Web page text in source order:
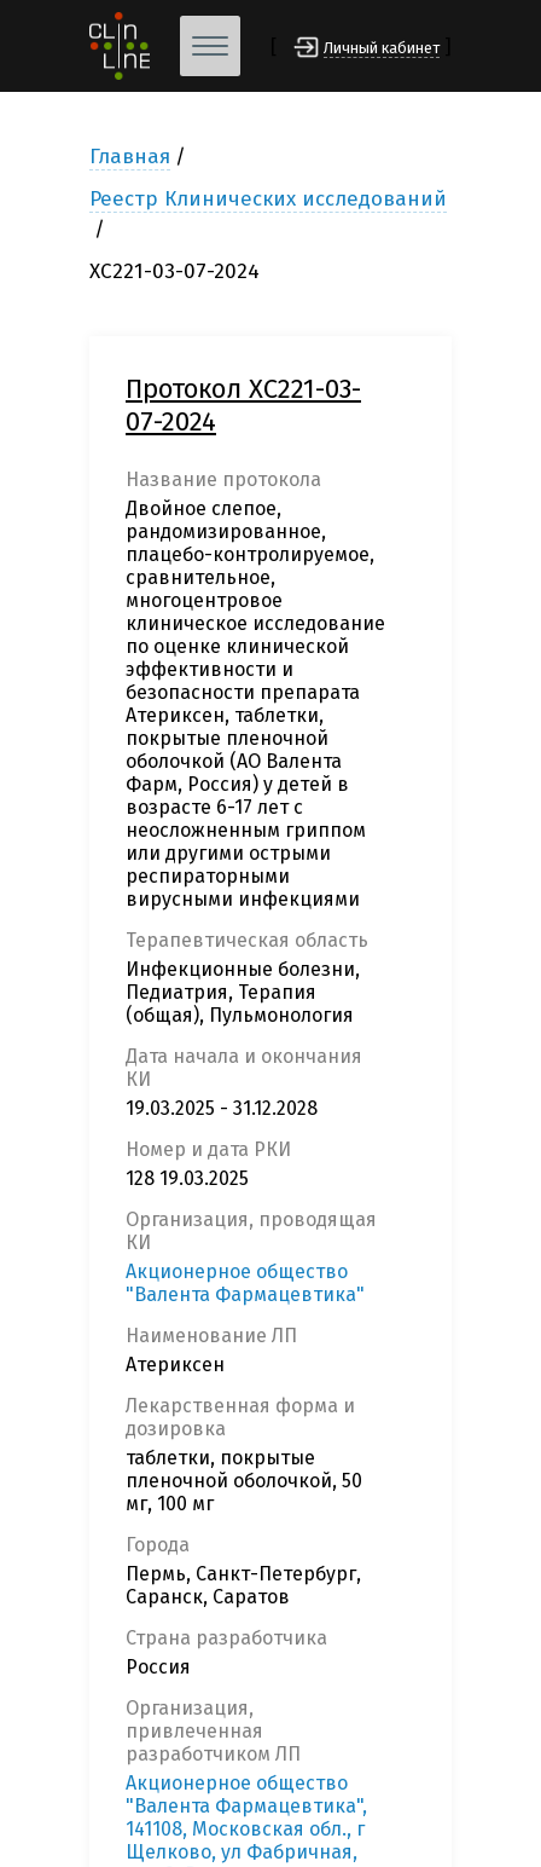
Личный кабинет
Главная
Реестр Клинических исследований
XC221-03-07-2024
Протокол XC221-03-
07-2024
Название протокола
Двойное слепое,
рандомизированное,
плацебо-контролируемое,
сравнительное,
многоцентровое
клиническое исследование
по оценке клинической
эффективности и
безопасности препарата
Атериксен, таблетки,
покрытые пленочной
оболочкой (АО Валента
Фарм, Россия) у детей в
возрасте 6-17 лет с
неосложненным гриппом
или другими острыми
респираторными
вирусными инфекциями
Терапевтическая область
Инфекционные болезни,
Педиатрия, Терапия
(общая), Пульмонология
Дата начала и окончания
КИ
19.03.2025 - 31.12.2028
Номер и дата РКИ
128 19.03.2025
Организация, проводящая
КИ
Акционерное общество
"Валента Фармацевтика"
Наименование ЛП
Атериксен
Лекарственная форма и
дозировка
таблетки, покрытые
пленочной оболочкой, 50
мг, 100 мг
Города
Пермь, Санкт-Петербург,
Саранск, Саратов
Страна разработчика
Россия
Организация,
привлеченная
разработчиком ЛП
Акционерное общество
"Валента Фармацевтика",
141108, Московская обл., г
Щелково, ул Фабричная,